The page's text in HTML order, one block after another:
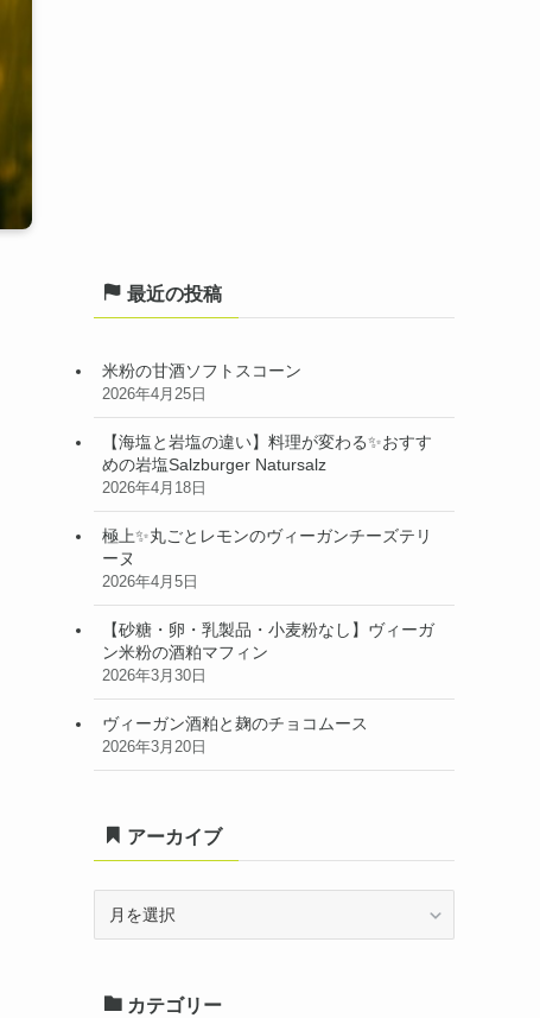
最近の投稿
米粉の甘酒ソフトスコーン
2026年4月25日
【海塩と岩塩の違い】料理が変わる✨おすす
めの岩塩Salzburger Natursalz
2026年4月18日
極上✨丸ごとレモンのヴィーガンチーズテリ
ーヌ
2026年4月5日
【砂糖・卵・乳製品・小麦粉なし】ヴィーガ
ン米粉の酒粕マフィン
2026年3月30日
ヴィーガン酒粕と麹のチョコムース
2026年3月20日
アーカイブ
カテゴリー